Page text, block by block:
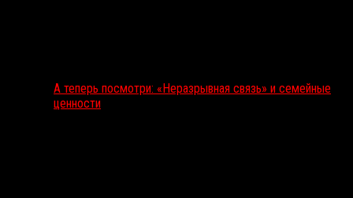
А теперь посмотри: «Неразрывная связь» и семейные
ценности